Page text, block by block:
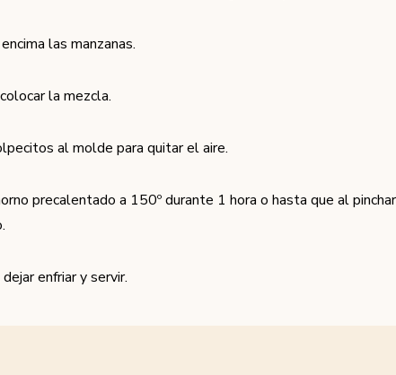
las manzanas.
la mezcla.
al molde para quitar el aire.
precalentado a 150º durante 1 hora o hasta que al
enfriar y servir.